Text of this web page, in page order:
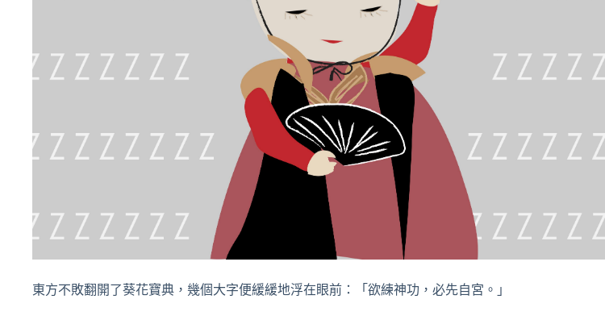
東方不敗翻開了葵花寶典，幾個大字便緩緩地浮在眼前：「欲練神功，必先自宮。」